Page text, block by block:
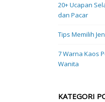
20+ Ucapan
dan Pacar
Tips Memilih
7 Warna Kaos
Wanita
KATEGORI